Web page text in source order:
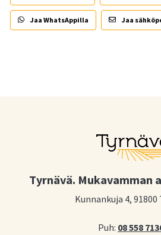
Jaa WhatsAppilla Jaa
Tyrnävä. Mukavamman
Kunnankuja 4, 91800
Puh: 08 558